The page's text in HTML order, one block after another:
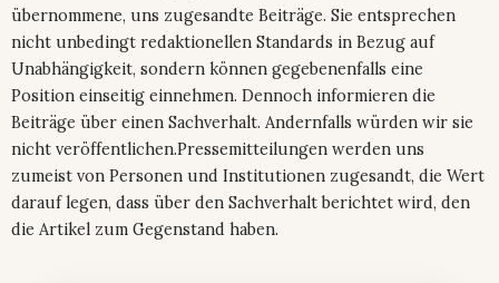
übernommene, uns zugesandte Beiträge. Sie entsprechen
nicht unbedingt redaktionellen Standards in Bezug auf
Unabhängigkeit, sondern können gegebenenfalls eine
Position einseitig einnehmen. Dennoch informieren die
Beiträge über einen Sachverhalt. Andernfalls würden wir sie
nicht veröffentlichen.Pressemitteilungen werden uns
zumeist von Personen und Institutionen zugesandt, die Wert
darauf legen, dass über den Sachverhalt berichtet wird, den
die Artikel zum Gegenstand haben.